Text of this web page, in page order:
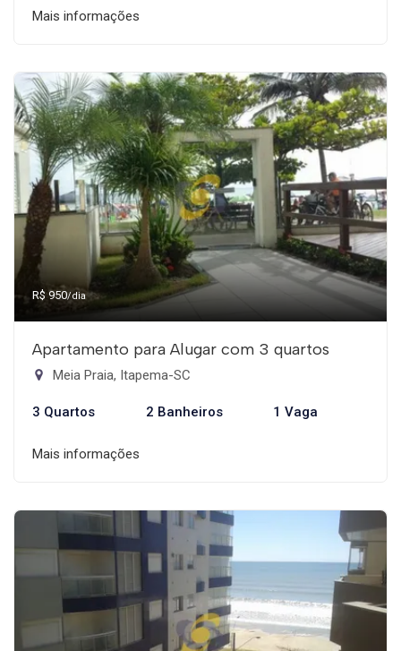
Mais informações
R$ 950/dia
Apartamento para Alugar com 3 quartos
Meia Praia, Itapema-SC
3 Quartos 2 Banheiros 1 Vaga
Mais informações